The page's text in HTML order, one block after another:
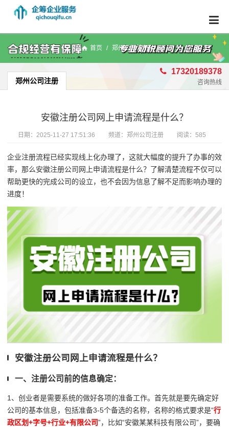
首页 / 郑州公司注册
郑州公司注册
17320189378
咨询热线
安徽注册公司网上申请流程是什么？
日期： 2025-11-27 17:51:36 频道： 郑州公司注册 阅读：585
企业注册流程已经实现线上化办理了，这就大幅度的提升了办事的效
率，那么安徽注册公司网上申请流程是什么？了解清楚流程不仅可以
帮助更快的完成公司的设立，也不会因为信息了解不足而影响办理的
进度！
安徽注册公司网上申请流程是什么？
一、注册公司前的信息确定：
1、创业者是需要系统的做好各项的准备工作。首先就是要先确定好
公司的基本信息，包括准备3-5个备选的名称，名称的格式要求是“行
政区划+字号+行业+有限公司”，比如“安徽某某科技有限公司”，要确